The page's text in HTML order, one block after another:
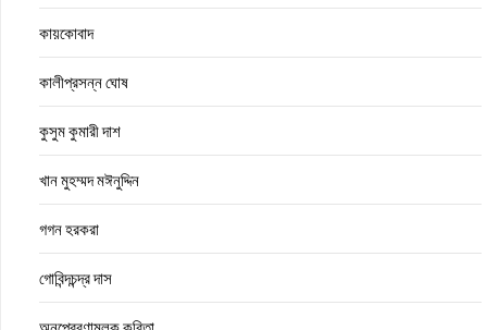
কায়কোবাদ
কালীপ্রসন্ন ঘোষ
কুসুম কুমারী দাশ
খান মুহম্মদ মঈনুদ্দিন
গগন হরকরা
গোবিন্দচন্দ্র দাস